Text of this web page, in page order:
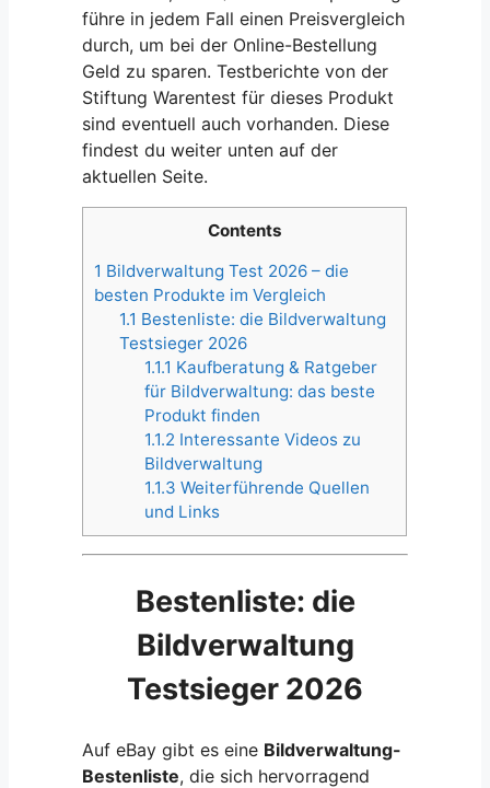
führe in jedem Fall einen Preisvergleich
durch, um bei der Online-Bestellung
Geld zu sparen. Testberichte von der
Stiftung Warentest für dieses Produkt
sind eventuell auch vorhanden. Diese
findest du weiter unten auf der
aktuellen Seite.
Contents
1 Bildverwaltung Test 2026 – die
besten Produkte im Vergleich
1.1 Bestenliste: die Bildverwaltung
Testsieger 2026
1.1.1 Kaufberatung & Ratgeber
für Bildverwaltung: das beste
Produkt finden
1.1.2 Interessante Videos zu
Bildverwaltung
1.1.3 Weiterführende Quellen
und Links
Bestenliste: die
Bildverwaltung
Testsieger 2026
Auf eBay gibt es eine Bildverwaltung-
Bestenliste, die sich hervorragend